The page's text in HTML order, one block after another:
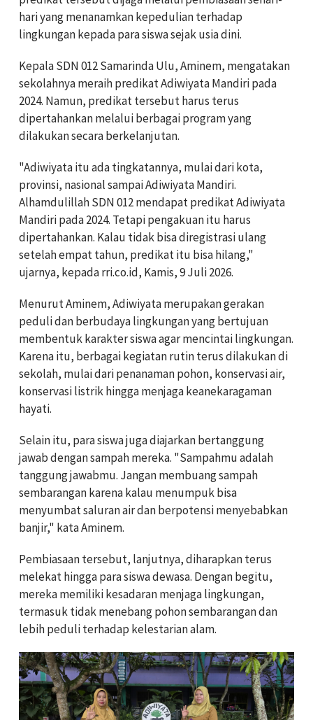
hari yang menanamkan kepedulian terhadap
lingkungan kepada para siswa sejak usia dini.
Kepala SDN 012 Samarinda Ulu, Aminem, mengatakan
sekolahnya meraih predikat Adiwiyata Mandiri pada
2024. Namun, predikat tersebut harus terus
dipertahankan melalui berbagai program yang
dilakukan secara berkelanjutan.
"Adiwiyata itu ada tingkatannya, mulai dari kota,
provinsi, nasional sampai Adiwiyata Mandiri.
Alhamdulillah SDN 012 mendapat predikat Adiwiyata
Mandiri pada 2024. Tetapi pengakuan itu harus
dipertahankan. Kalau tidak bisa diregistrasi ulang
setelah empat tahun, predikat itu bisa hilang,"
ujarnya, kepada rri.co.id, Kamis, 9 Juli 2026.
Menurut Aminem, Adiwiyata merupakan gerakan
peduli dan berbudaya lingkungan yang bertujuan
membentuk karakter siswa agar mencintai lingkungan.
Karena itu, berbagai kegiatan rutin terus dilakukan di
sekolah, mulai dari penanaman pohon, konservasi air,
konservasi listrik hingga menjaga keanekaragaman
hayati.
Selain itu, para siswa juga diajarkan bertanggung
jawab dengan sampah mereka. "Sampahmu adalah
tanggung jawabmu. Jangan membuang sampah
sembarangan karena kalau menumpuk bisa
menyumbat saluran air dan berpotensi menyebabkan
banjir," kata Aminem.
Pembiasaan tersebut, lanjutnya, diharapkan terus
melekat hingga para siswa dewasa. Dengan begitu,
mereka memiliki kesadaran menjaga lingkungan,
termasuk tidak menebang pohon sembarangan dan
lebih peduli terhadap kelestarian alam.